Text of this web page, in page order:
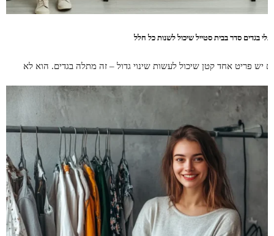
בגדים סדר בבית סטייל שיכול לשנות כל חלל
יש פריט אחד קטן שיכול לעשות שינוי גדול – זה מתלה בגדים. הוא לא